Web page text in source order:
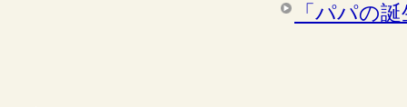
「パパの